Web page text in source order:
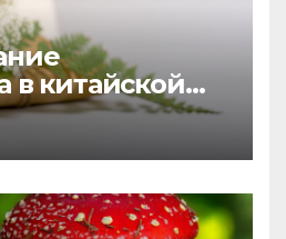
в китайской
усталости